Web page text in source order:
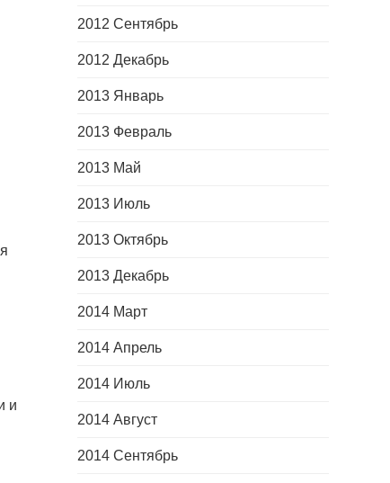
и
2012 Сентябрь
2012 Декабрь
2013 Январь
2013 Февраль
2013 Май
2013 Июль
2013 Октябрь
2013 Декабрь
2014 Март
2014 Апрель
2014 Июль
2014 Август
2014 Сентябрь